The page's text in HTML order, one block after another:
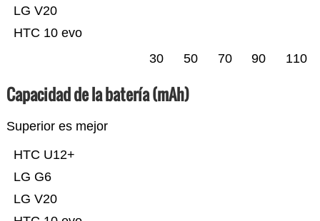
HTC 10 evo
LG V20
30 50 70 90 110
Capacidad de la batería (mAh)
Superior es mejor
LG V20
LG G6
HTC U12+